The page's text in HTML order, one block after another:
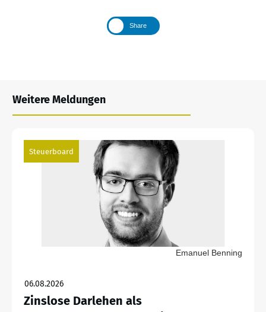
Share
Weitere Meldungen
Steuerboard
Emanuel Benning
06.08.2026
Zinslose Darlehen als